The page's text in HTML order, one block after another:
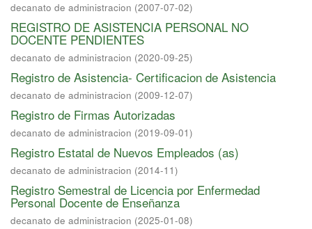
decanato de administracion (2007-07-02)
REGISTRO DE ASISTENCIA PERSONAL NO
DOCENTE PENDIENTES
decanato de administracion (2020-09-25)
Registro de Asistencia- Certificacion de Asistencia
decanato de administracion (2009-12-07)
Registro de Firmas Autorizadas
decanato de administracion (2019-09-01)
Registro Estatal de Nuevos Empleados (as)
decanato de administracion (2014-11)
Registro Semestral de Licencia por Enfermedad
Personal Docente de Enseñanza
decanato de administracion (2025-01-08)